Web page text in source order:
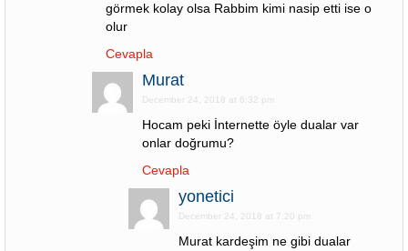
görmek kolay olsa Rabbim kimi nasip etti ise o
olur
Cevapla
Murat
December 24, 2018 at 6:32 pm
Hocam peki İnternette öyle dualar var
onlar doğrumu?
Cevapla
yonetici
December 24, 2018 at 7:20 pm
Murat kardeşim ne gibi dualar